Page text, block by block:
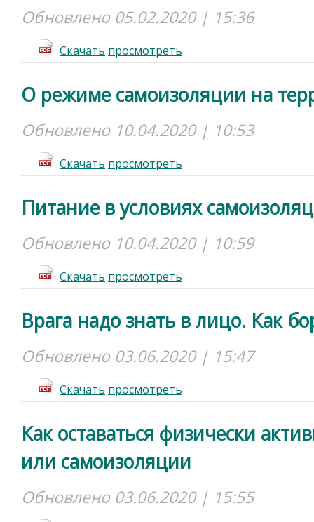
Обновлено 05.02.2020 | 15:36
Cкачать просмотреть
О режиме самоизоляции на
Обновлено 10.04.2020 | 10:53
Cкачать просмотреть
Питание в условиях
Обновлено 10.04.2020 | 10:59
Cкачать просмотреть
Врага надо знать в лицо. Как
Обновлено 03.06.2020 | 15:47
Cкачать просмотреть
Как оставаться физически
или самоизоляции
Обновлено 03.06.2020 | 15:55